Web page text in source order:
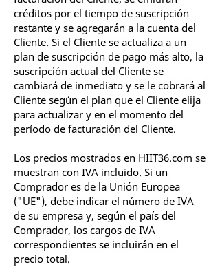
créditos por el tiempo de suscripción
restante y se agregarán a la cuenta del
Cliente. Si el Cliente se actualiza a un
plan de suscripción de pago más alto, la
suscripción actual del Cliente se
cambiará de inmediato y se le cobrará al
Cliente según el plan que el Cliente elija
para actualizar y en el momento del
período de facturación del Cliente.
Los precios mostrados en HIIT36.com se
muestran con IVA incluido. Si un
Comprador es de la Unión Europea
("UE"), debe indicar el número de IVA
de su empresa y, según el país del
Comprador, los cargos de IVA
correspondientes se incluirán en el
precio total.